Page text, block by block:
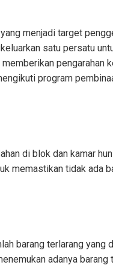
menjadi target
satu persatu
pengarahan
program
di blok dan kamar
memastikan tidak ada
barang terlarang yang
adanya barang